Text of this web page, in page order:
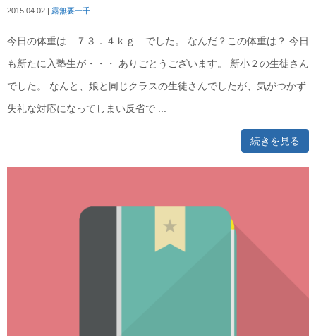
2015.04.02 | 露無要一千
今日の体重は ７３．４ｋｇ でした。 なんだ？この体重は？ 今日
も新たに入塾生が・・・ ありごとうございます。 新小２の生徒さん
でした。 なんと、娘と同じクラスの生徒さんでしたが、気がつかず
失礼な対応になってしまい反省で ...
続きを見る